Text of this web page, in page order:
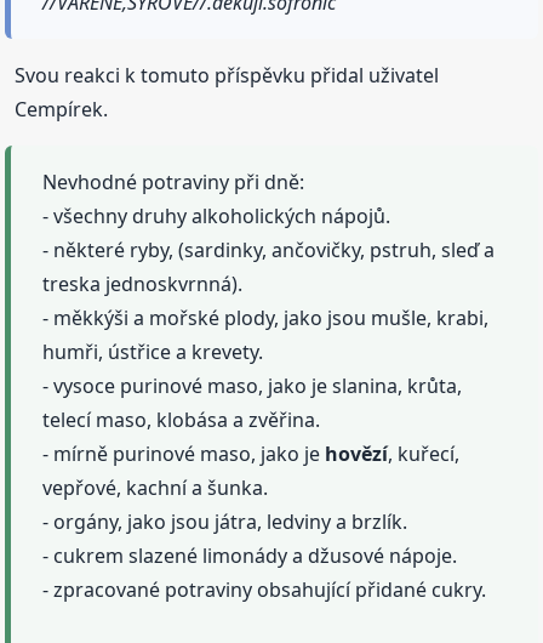
Svou reakci k tomuto příspěvku přidal uživatel
Cempírek.
Nevhodné potraviny při dně:
- všechny druhy alkoholických nápojů.
- některé ryby, (sardinky, ančovičky, pstruh, sleď a
treska jednoskvrnná).
- měkkýši a mořské plody, jako jsou mušle, krabi,
humři, ústřice a krevety.
- vysoce purinové maso, jako je slanina, krůta,
telecí maso, klobása a zvěřina.
- mírně purinové maso, jako je hovězí, kuřecí,
vepřové, kachní a šunka.
- orgány, jako jsou játra, ledviny a brzlík.
- cukrem slazené limonády a džusové nápoje.
- zpracované potraviny obsahující přidané cukry.